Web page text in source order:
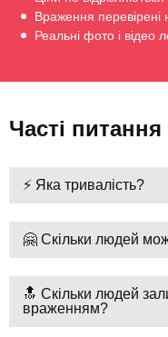
Враження перевірені
Реальні фото і відео
Часті питання
⚡ Яка тривалість?
🤗 Скільки людей
🔝 Скільки людей
враженням?